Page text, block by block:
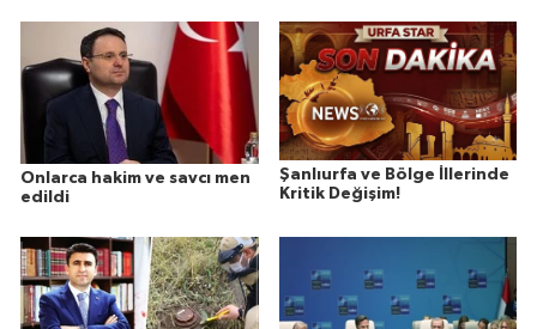
Onlarca hakim ve savcı men
edildi
Şanlıurfa ve Bölge İllerinde
Kritik Değişim!